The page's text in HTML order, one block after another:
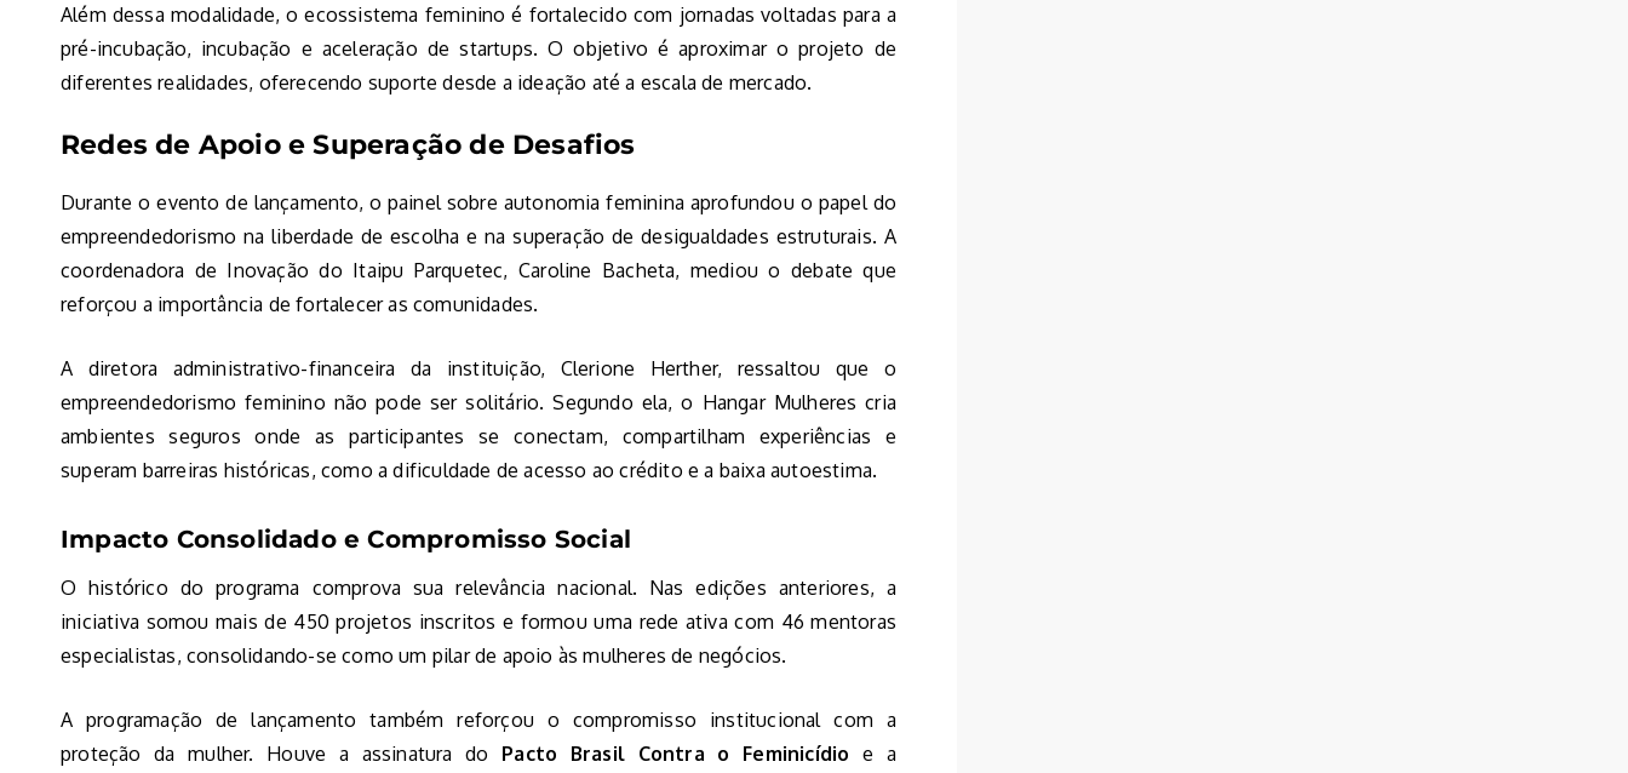
Além dessa modalidade, o ecossistema feminino é fortalecido com jornadas voltadas para a
pré-incubação, incubação e aceleração de startups. O objetivo é aproximar o projeto de
diferentes realidades, oferecendo suporte desde a ideação até a escala de mercado.
Redes de Apoio e Superação de Desafios
Durante o evento de lançamento, o painel sobre autonomia feminina aprofundou o papel do
empreendedorismo na liberdade de escolha e na superação de desigualdades estruturais. A
coordenadora de Inovação do Itaipu Parquetec, Caroline Bacheta, mediou o debate que
reforçou a importância de fortalecer as comunidades.
A diretora administrativo-financeira da instituição, Clerione Herther, ressaltou que o
empreendedorismo feminino não pode ser solitário. Segundo ela, o Hangar Mulheres cria
ambientes seguros onde as participantes se conectam, compartilham experiências e
superam barreiras históricas, como a dificuldade de acesso ao crédito e a baixa autoestima.
Impacto Consolidado e Compromisso Social
O histórico do programa comprova sua relevância nacional. Nas edições anteriores, a
iniciativa somou mais de 450 projetos inscritos e formou uma rede ativa com 46 mentoras
especialistas, consolidando-se como um pilar de apoio às mulheres de negócios.
A programação de lançamento também reforçou o compromisso institucional com a
proteção da mulher. Houve a assinatura do Pacto Brasil Contra o Feminicídio e a